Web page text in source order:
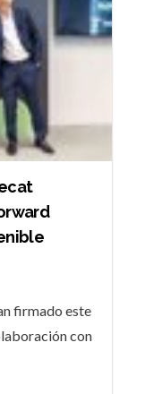
firmado este
con